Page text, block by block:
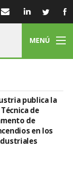
MENÚ
publica la
de
de
en los